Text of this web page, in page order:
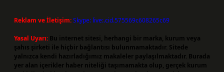
Reklam ve İletişim:Skype: live:.cid.575569c608265c69
Yasal Uyarı: Bu internet sitesi, herhangi bir marka, kurum veya
şahıs şirketi ile hiçbir bağlantısı bulunmamaktadır. Sitede
yalnızca kendi hazırladığımız makaleler paylaşılmaktadır. Burada
yer alan içerikler haber niteliği taşımamakta olup, gerçek kurum